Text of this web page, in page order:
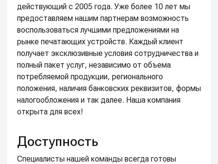
действующий с 2005 года. Уже более 10 лет мы
предоставляем нашим партнерам возможность
воспользоваться лучшими предложениями на
рынке печатающих устройств. Каждый клиент
получает эксклюзивные условия сотрудничества и
полный пакет услуг, независимо от объема
потребляемой продукции, регионального
положения, наличия банковских реквизитов, формы
налогообложения и так далее. Наша компания
открыта для всех!
Доступность
Специалисты нашей команды всегда готовы